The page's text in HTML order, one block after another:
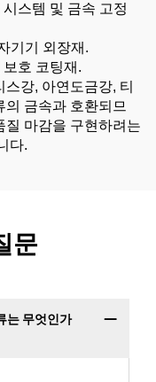
스템 및 금속 고정
기기 외장재.
호 코팅재.
강, 아연도금강, 티
금속과 호환되므
질 마감을 구현하려는
다.
문
는 무엇인가